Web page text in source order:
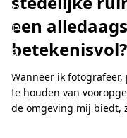
p
P
a
d
u
a
een
betekenisvol?
Wanneer ik
te houden van
de omgeving mij biedt,